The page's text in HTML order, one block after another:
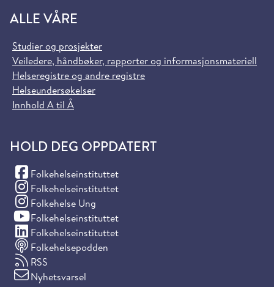
ALLE VÅRE
Studier og prosjekter
Veiledere, håndbøker, rapporter og informasjonsmateriell
Helseregistre og andre registre
Helseundersøkelser
Innhold A til Å
HOLD DEG OPPDATERT
Folkehelseinstituttet
(Facebook)
Folkehelseinstituttet
(Instagram)
Folkehelse Ung
(Instagram)
Folkehelseinstituttet
(YouTube)
Folkehelseinstituttet
(LinkedIn)
Folkehelsepodden
RSS
Nyhetsvarsel